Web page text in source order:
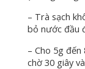
– Trà sạch
bỏ nước đầu
– Cho 5g
chờ 30 giây